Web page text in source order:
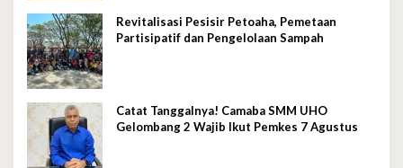
Revitalisasi Pesisir Petoaha, Pemetaan
Partisipatif dan Pengelolaan Sampah
Catat Tanggalnya! Camaba SMM UHO
Gelombang 2 Wajib Ikut Pemkes 7 Agustus